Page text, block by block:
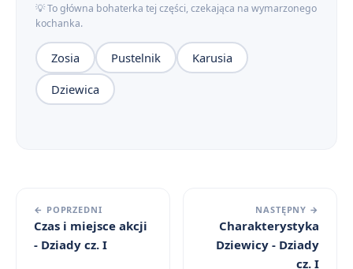
💡 To główna bohaterka tej części, czekająca na wymarzonego
kochanka.
Zosia Pustelnik
Karusia
Dziewica
← POPRZEDNI
Czas i miejsce akcji
- Dziady cz. I
NASTĘPNY →
Charakterystyka
Dziewicy - Dziady
cz. I